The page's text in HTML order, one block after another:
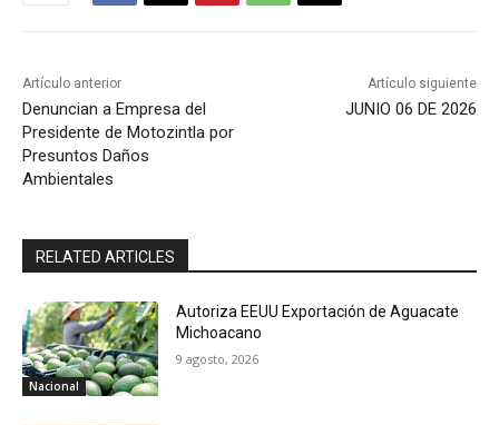
Artículo anterior
Denuncian a Empresa del
Presidente de Motozintla por
Presuntos Daños
Ambientales
Artículo siguiente
JUNIO 06 DE 2026
RELATED ARTICLES
Nacional
Autoriza EEUU Exportación de Aguacate
Michoacano
9 agosto, 2026